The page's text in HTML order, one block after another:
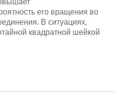
его вращения во
В ситуациях,
квадратной шейкой